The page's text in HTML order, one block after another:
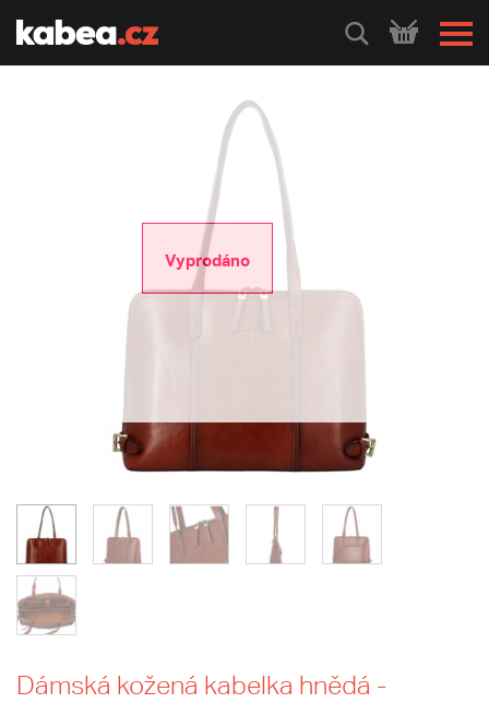
HLEDEJ
Vyprodáno
Dámská kožená kabelka hnědá -